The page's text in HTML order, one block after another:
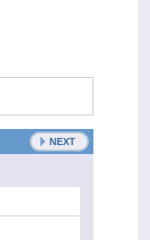
NEXT